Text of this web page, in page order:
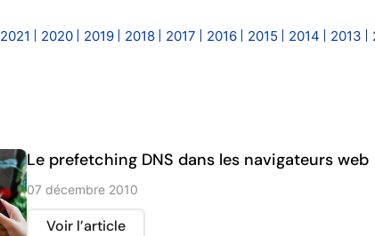
2021 2020 2019 2018 2017 2016 2015 2014 2013
Le prefetching DNS dans les navigateurs web
07 décembre 2010
Voir l’article